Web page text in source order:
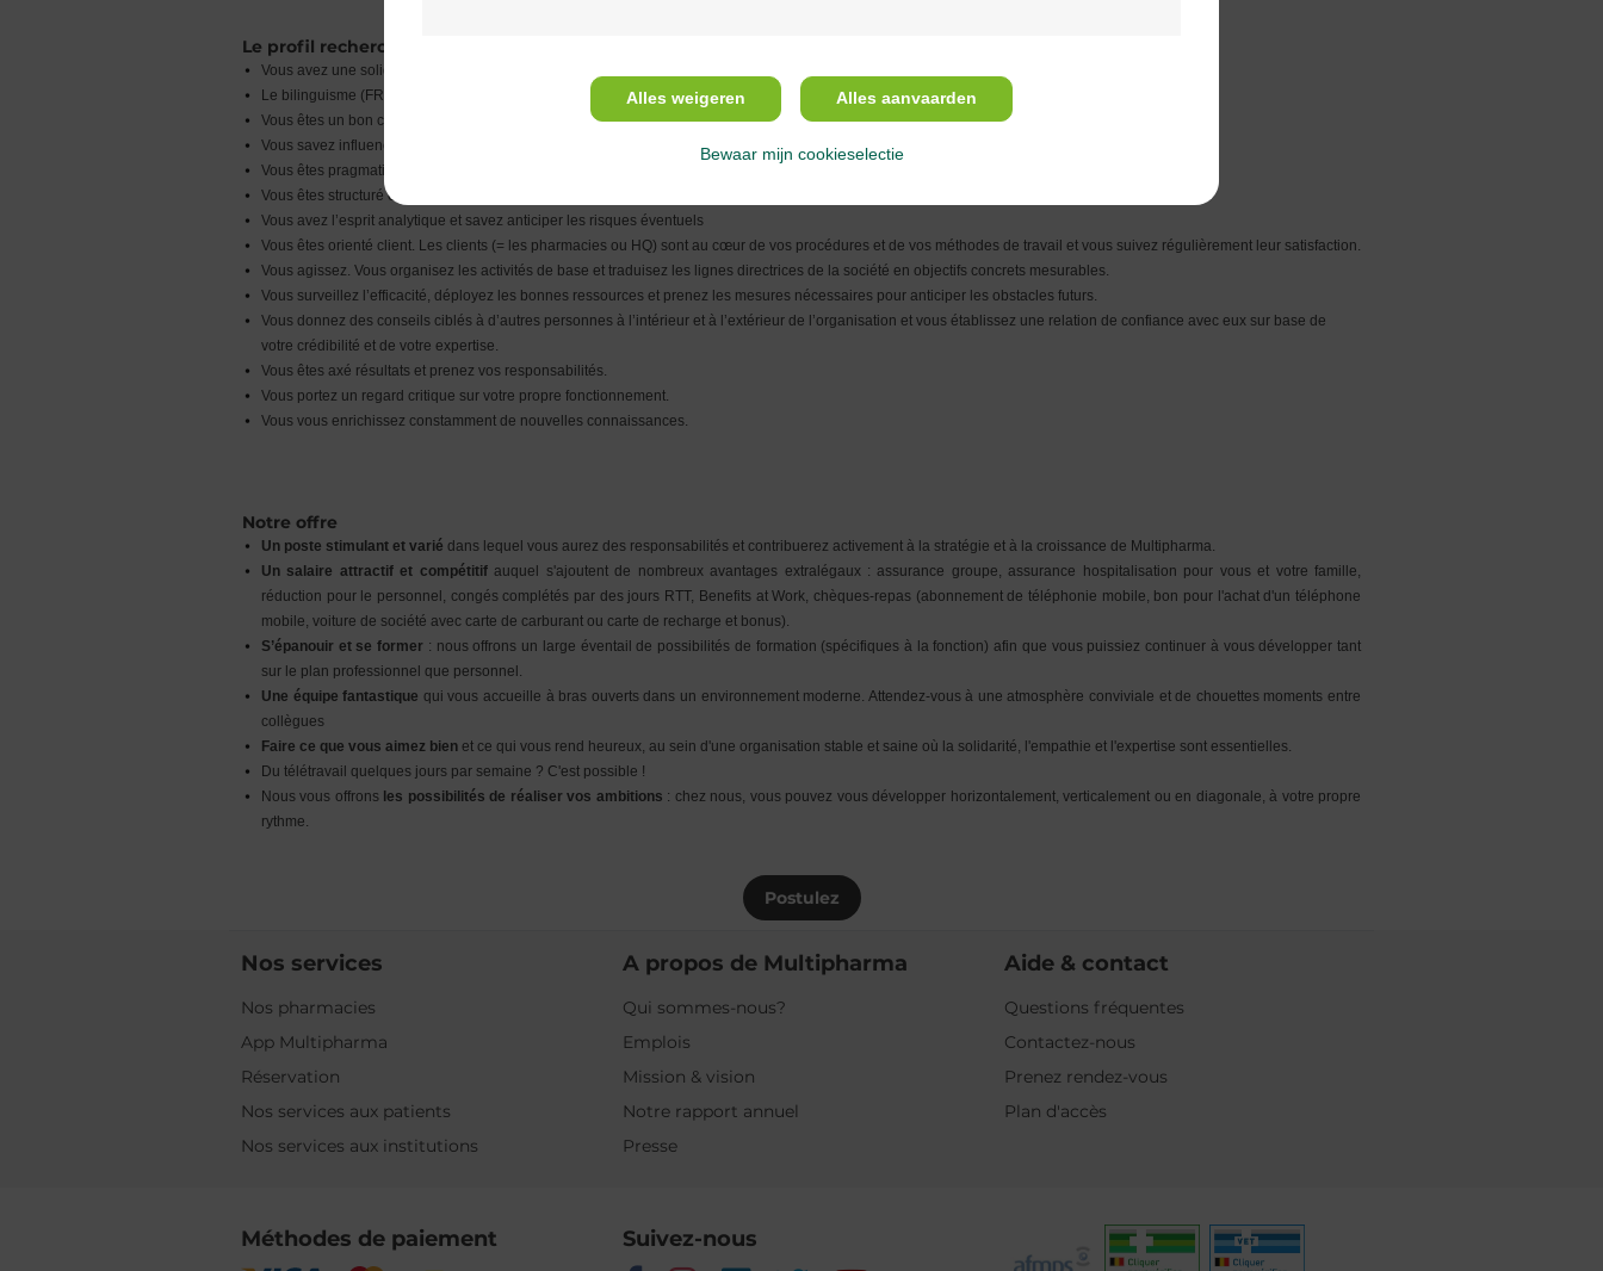
Le profil recherché
Vous avez une solide expérience en tant que chef de projet IT / programme IT. Vous avez une formation en IT - de préférence en Infrastructure.
Le bilinguisme (FR/NL) est nécessaire car nous sommes présents partout en Belgique, et les projets sont d'ordre national.
Vous êtes un bon communicateur et vous savez adapter votre communication à votre public
Vous savez influencer, convaincre et challenger
Vous êtes pragmatique
Vous êtes structuré et organisé
Vous avez l’esprit analytique et savez anticiper les risques éventuels
Vous êtes orienté client. Les clients (= les pharmacies ou HQ) sont au cœur de vos procédures et de vos méthodes de travail et vous suivez régulièrement leur satisfaction.
Vous agissez. Vous organisez les activités de base et traduisez les lignes directrices de la société en objectifs concrets mesurables.
Vous surveillez l’efficacité, déployez les bonnes ressources et prenez les mesures nécessaires pour anticiper les obstacles futurs.
Vous donnez des conseils ciblés à d’autres personnes à l’intérieur et à l’extérieur de l’organisation et vous établissez une relation de confiance avec eux sur base de
votre crédibilité et de votre expertise.
Vous êtes axé résultats et prenez vos responsabilités.
Vous portez un regard critique sur votre propre fonctionnement.
Vous vous enrichissez constamment de nouvelles connaissances.
Notre offre
Un poste stimulant et varié dans lequel vous aurez des responsabilités et contribuerez activement à la stratégie et à la croissance de Multipharma.
Un salaire attractif et compétitifauquel s'ajoutent de nombreux avantages extralégaux : assurance groupe, assurance hospitalisation pour vous et votre famille,
réduction pour le personnel, congés complétés par des jours RTT, Benefits at Work, chèques-repas (abonnement de téléphonie mobile, bon pour l'achat d'un téléphone
mobile, voiture de société avec carte de carburant ou carte de recharge et bonus).
S’épanouir et se former : nous offrons un large éventail de possibilités de formation (spécifiques à la fonction) afin que vous puissiez continuer à vous développer tant
sur le plan professionnel que personnel.
Une équipe fantastique qui vous accueille à bras ouverts dans un environnement moderne. Attendez-vous à une atmosphère conviviale et de chouettes moments entre
collègues
Faire ce que vous aimez bien et ce qui vous rend heureux, au sein d'une organisation stable et saine où la solidarité, l'empathie et l'expertise sont essentielles.
Du télétravail quelques jours par semaine ? C'est possible !
Nous vous offrons les possibilités de réaliser vos ambitions : chez nous, vous pouvez vous développer horizontalement, verticalement ou en diagonale, à votre propre
rythme.
Postulez
Nos services
Nos pharmacies
App Multipharma
Réservation
Nos services aux patients
Nos services aux institutions
A propos de Multipharma
Qui sommes-nous?
Emplois
Mission & vision
Notre rapport annuel
Presse
Aide & contact
Questions fréquentes
Contactez-nous
Prenez rendez-vous
Plan d'accès
Méthodes de paiement Suivez-nous
Alles weigeren Alles aanvaarden
Bewaar mijn cookieselectie